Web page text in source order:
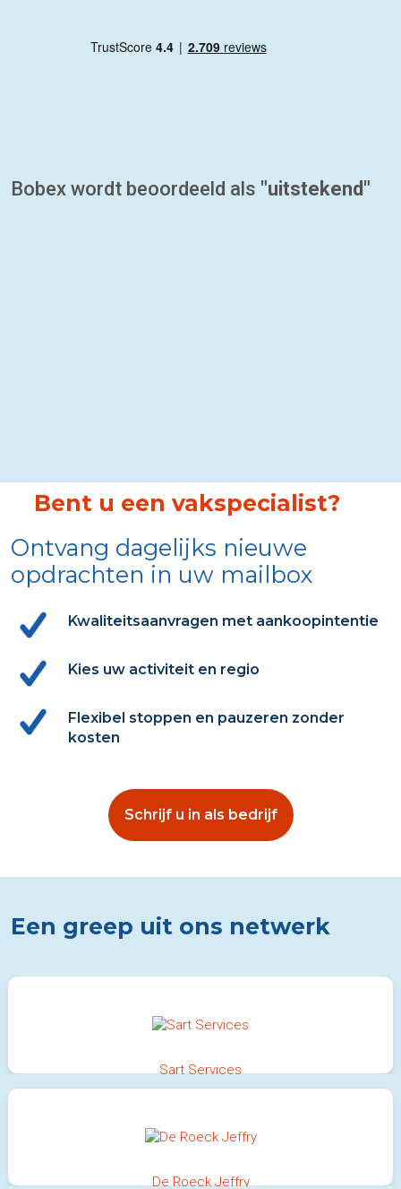
Bobex wordt beoordeeld als "uitstekend"
Bent u een vakspecialist?
Ontvang dagelijks nieuwe
opdrachten in uw mailbox
Kwaliteitsaanvragen met aankoopintentie
Kies uw activiteit en regio
Flexibel stoppen en pauzeren zonder
kosten
Schrijf u in als bedrijf
Een greep uit ons netwerk
Sart Services
De Roeck Jeffry